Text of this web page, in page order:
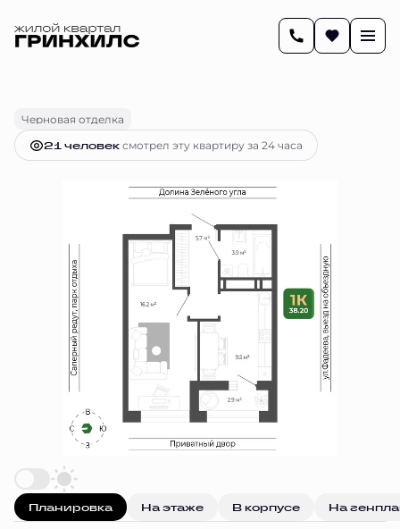
1-комнатная 38.2 м 7 407 288 руб.
Черновая отделка
21 человексмотрел эту квартиру за 24 часа
Планировка На этаже В корпусе На